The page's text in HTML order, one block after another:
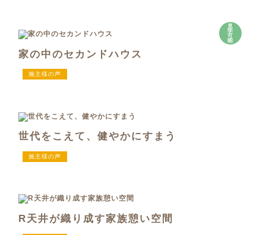
見
学
可
能
家の中のセカンドハウス
施主様の声
世代をこえて、健やかにすまう
施主様の声
R天井が織り成す家族憩い空間